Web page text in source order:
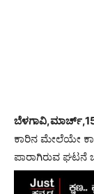
ಕಾರಿನ ಮೇಲೆಯೇ
ಪಾರಾಗಿರುವ ಘಟನೆ